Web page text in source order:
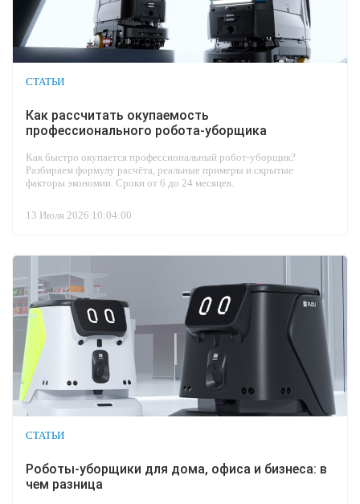
СТАТЬИ
Как рассчитать окупаемость
профессионального робота-уборщика
Как быстро окупается профессиональный робот-уборщик?
Разбираем формулу расчёта, реальные примеры и скрытые
факторы экономии. Сроки от 6 до 24 месяцев.
13 Июля 2026 10:04:00
СТАТЬИ
Роботы-уборщики для дома, офиса и бизнеса: в
чем разница